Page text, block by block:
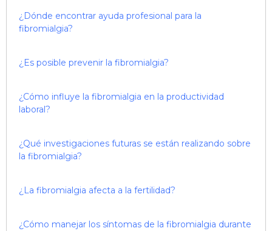
¿Dónde encontrar ayuda profesional para la
fibromialgia?
¿Es posible prevenir la fibromialgia?
¿Cómo influye la fibromialgia en la productividad
laboral?
¿Qué investigaciones futuras se están realizando sobre
la fibromialgia?
¿La fibromialgia afecta a la fertilidad?
¿Cómo manejar los síntomas de la fibromialgia durante